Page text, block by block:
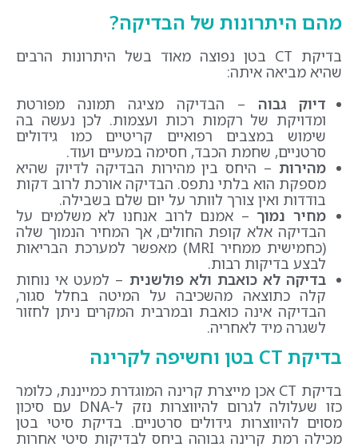
מהם היתרונות של הבדיקה?
בדיקת CT בטן נפוצה מאוד בשל היתרונות הרבים
שהיא מביאה איתה:
דיוק גבוה – הבדיקה מציגה תמונה מפורטת
ומדויקת של רקמות רכות ועצמות. לכן נעשה בה
שימוש במצבים רפואיים קריטיים כמו גידולים
סרטניים, שחמת הכבד, חסימה במעיים ועוד.
מהירות – היחס בין מהירות הבדיקה לדיוק שהיא
מספקת הוא בלתי נתפס. הבדיקה אורכת לרוב דקות
בודדות ואין צורך לוותר על יום שלם בשבילה.
מחיר נמוך – אמנם לרוב אנחנו לא משלמים על
הבדיקה אלא קופת החולים, אך המחיר הנמוך שלה
(כחמישית ממחיר MRI) מאפשר למערכת הבריאות
לבצע בדיקות רבות.
בדיקה לא כואבת ולא פולשנית – למעט אי נוחות
קלה כתוצאה מהשכיבה על המיטה בחלל סגור,
הבדיקה אינה כואבת ובמרבית המקרים ניתן לחזור
לשגרה מיד לאחריה.
בדיקת CT בטן וחשיפה לקרינה
בדיקת CT אכן מייצרת קרינה המוגדרת כמייננת, כלומר
כזו שעלולה לגרום להיווצרות נזק ל-DNA עם סיכון
מסוים להיווצרות גידולים סרטניים. בדיקת סיטי בטן
מכילה רמת קרינה גבוהה ביחס לבדיקות סיטי אחרות